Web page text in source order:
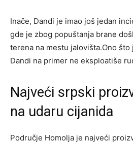
Inače, Dandi je imao još jedan
gde je zbog popuštanja brane
terena na mestu jalovišta.Ono
Dandi na primer ne eksploatiše
Najveći srpski
na udaru cijanida
Područje Homolja je najveći